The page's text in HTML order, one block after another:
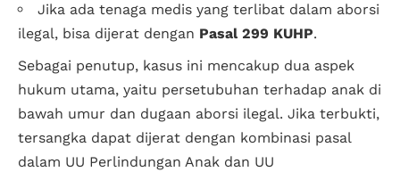
Jika ada tenaga medis yang terlibat dalam aborsi
ilegal, bisa dijerat dengan Pasal 299 KUHP.
Sebagai penutup, kasus ini mencakup dua aspek
hukum utama, yaitu persetubuhan terhadap anak di
bawah umur dan dugaan aborsi ilegal. Jika terbukti,
tersangka dapat dijerat dengan kombinasi pasal
dalam UU Perlindungan Anak dan UU